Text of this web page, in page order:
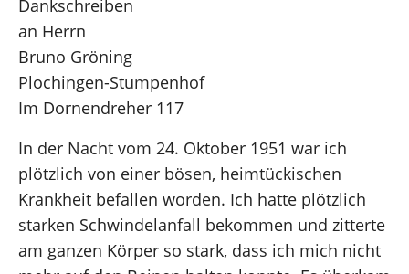
Dankschreiben
an Herrn
Bruno Gröning
Plochingen-Stumpenhof
Im Dornendreher 117
In der Nacht vom 24. Oktober 1951 war ich
plötzlich von einer bösen, heimtückischen
Krankheit befallen worden. Ich hatte plötzlich
starken Schwindelanfall bekommen und zitterte
am ganzen Körper so stark, dass ich mich nicht